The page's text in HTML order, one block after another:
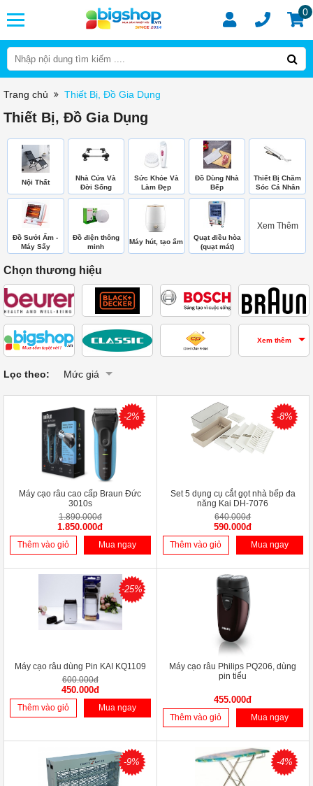
0
Trang chủ Thiết Bị, Đồ Gia Dụng
Thiết Bị, Đồ Gia Dụng
Nội Thất
Nhà Cửa Và
Đời Sống
Sức Khỏe Và
Làm Đẹp
Đồ Dùng Nhà
Bếp
Thiết Bị Chăm
Sóc Cá Nhân
Đồ Sưởi Ấm -
Máy Sấy
Đồ điện thông
minh
Máy hút, tạo ẩm
Quạt điều hòa
(quạt mát)
Xem Thêm
Chọn thương hiệu
Xem thêm
Lọc theo: Mức giá
-2%
Máy cạo râu cao cấp Braun Đức
3010s
1.890.000đ
1.850.000đ
Thêm vào giỏ Mua ngay
-8%
Set 5 dụng cụ cắt gọt nhà bếp đa
năng Kai DH-7076
640.000đ
590.000đ
Thêm vào giỏ Mua ngay
-25%
Máy cạo râu dùng Pin KAI KQ1109
600.000đ
450.000đ
Thêm vào giỏ Mua ngay
Máy cạo râu Philips PQ206, dùng
pin tiểu
455.000đ
Thêm vào giỏ Mua ngay
-9% -4%